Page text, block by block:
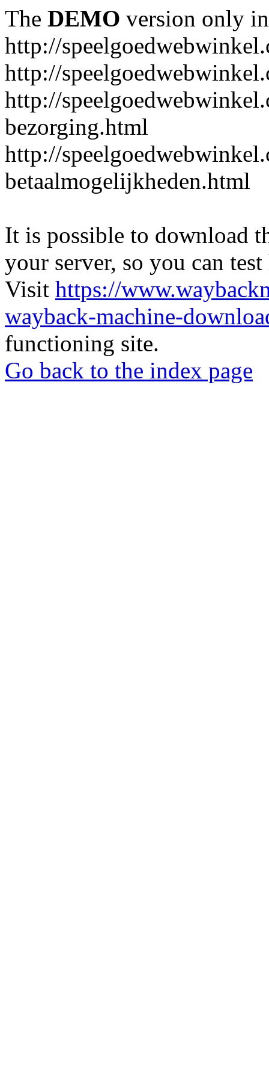
The DEMO version only
http://
http://
http://
bezorging.html
http://
betaalmogelijkheden.html
It is possible to download
your server, so you can
Visit https://
wayback-machine-
functioning site.
Go back to the index page